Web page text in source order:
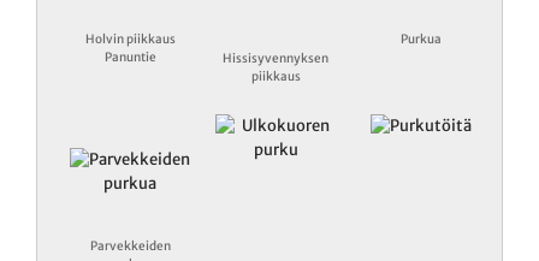
Holvin piikkaus
Panuntie
Hissisyvennyksen
piikkaus
Purkua
Parvekkeiden